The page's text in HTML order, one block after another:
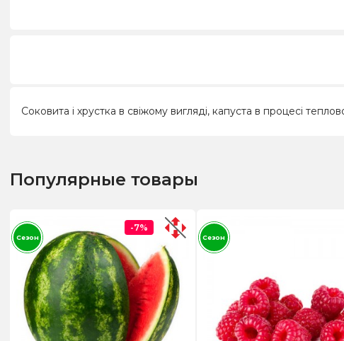
Соковита і хрустка в свіжому вигляді, капуста в процесі
Популярные товары
-7%
Сезон Сезон